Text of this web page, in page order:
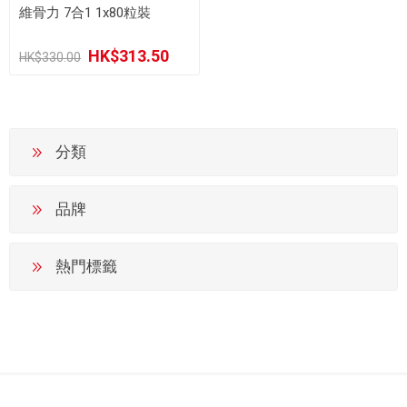
維骨力 7合1 1x80粒裝
HK$330.00 HK$313.50
分類
品牌
熱門標籤